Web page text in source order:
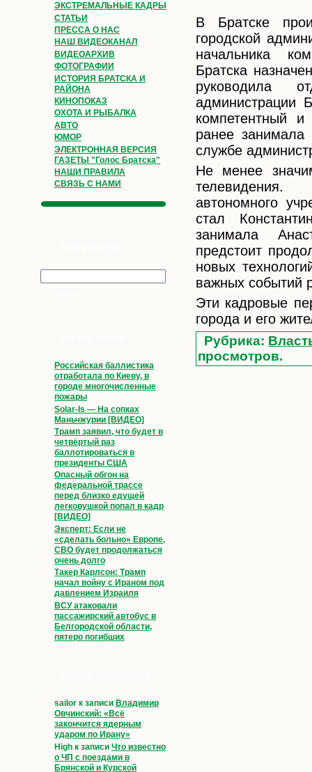
ЭКСТРЕМАЛЬНЫЕ КАДРЫ
СТАТЬИ
ПРЕССА О НАС
НАШ ВИДЕОКАНАЛ
ВИДЕОАРХИВ
ФОТОГРАФИИ
ИСТОРИЯ БРАТСКА И
РАЙОНА
КИНОПОКАЗ
ОХОТА И РЫБАЛКА
АВТО
ЮМОР
ЭЛЕКТРОННАЯ ВЕРСИЯ
ГАЗЕТЫ "Голос Братска"
НАШИ ПРАВИЛА
СВЯЗЬ С НАМИ
Российская баллистика
отработала по Киеву, в
городе многочисленные
пожары
Solar-Is — На сопках
Маньчжурии [ВИДЕО]
Трамп заявил, что будет в
четвёртый раз
баллотироваться в
президенты США
Опасный обгон на
федеральной трассе
перед близко едущей
легковушкой попал в кадр
[ВИДЕО]
Эксперт: Если не
«сделать больно» Европе,
СВО будет продолжаться
очень долго
Такер Карлсон: Трамп
начал войну с Ираном под
давлением Израиля
ВСУ атаковали
пассажирский автобус в
Белгородской области,
пятеро погибших
sailor к записи Владимир
Овчинский: «Всё
закончится ядерным
ударом по Ирану»
High к записи Что известно
о ЧП с поездами в
Брянской и Курской
В Братске
городской
начальника
Братска
руководила
администрации
компетентный
ранее
службе
Не менее
телевидения.
автономного
стал
занимала
предстоит
новых
важных событий
Эти кадровые
города и его
Рубрика:
просмотров.